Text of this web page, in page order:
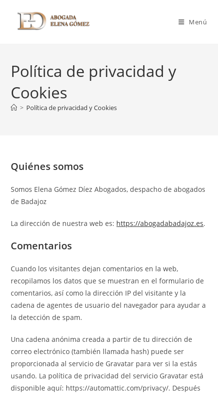
Menú
Política de privacidad y
Cookies
> Política de privacidad y Cookies
Quiénes somos
Somos Elena Gómez Díez Abogados, despacho de abogados
de Badajoz
La dirección de nuestra web es: https://abogadabadajoz.es.
Comentarios
Cuando los visitantes dejan comentarios en la web,
recopilamos los datos que se muestran en el formulario de
comentarios, así como la dirección IP del visitante y la
cadena de agentes de usuario del navegador para ayudar a
la detección de spam.
Una cadena anónima creada a partir de tu dirección de
correo electrónico (también llamada hash) puede ser
proporcionada al servicio de Gravatar para ver si la estás
usando. La política de privacidad del servicio Gravatar está
disponible aquí: https://automattic.com/privacy/. Después